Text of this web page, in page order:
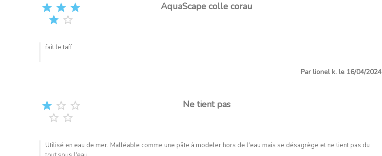
  
 
AquaScape colle corau
fait le taff
Par lionel k. le 16/04/2024
  
 
Ne tient pas
Utilisé en eau de mer. Malléable comme une pâte à modeler hors de l'eau mais se désagrège et ne tient pas du